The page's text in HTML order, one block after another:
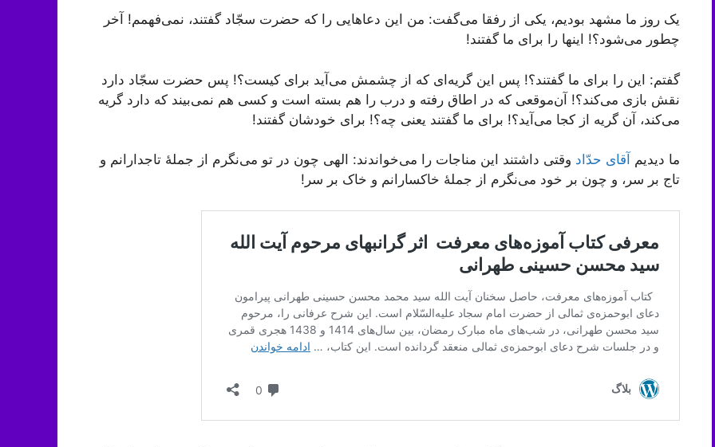
یک روز ما مشهد بودیم، یکی از رفقا می‌گفت: من این دعاهایی را که حضرت سجّاد گفتند، نمی‌فهمم! آخر
چطور می‌شود؟! اینها را برای ما گفتند!
گفتم: این را برای ما گفتند؟! پس این گریه‌ای که از چشمش می‌آید برای کیست؟! پس حضرت سجّاد دارد
نقش بازی می‌کند؟! آن‌موقعی که در اطاق رفته و درب را هم بسته است و کسی هم نمی‌بیند که دارد گریه
می‌کند، آن گریه از کجا می‌آید؟! برای ما گفتند یعنی چه؟! برای خودشان گفتند!
ما دیدیم آقای حدّاد وقتی داشتند این مناجات را می‌خواندند: الهی چون در تو می‌نگرم از جملۀ تاجدارانم و
تاج بر سر، و چون بر خود می‌نگرم از جملۀ‌ خاکسارانم و خاک بر سر!